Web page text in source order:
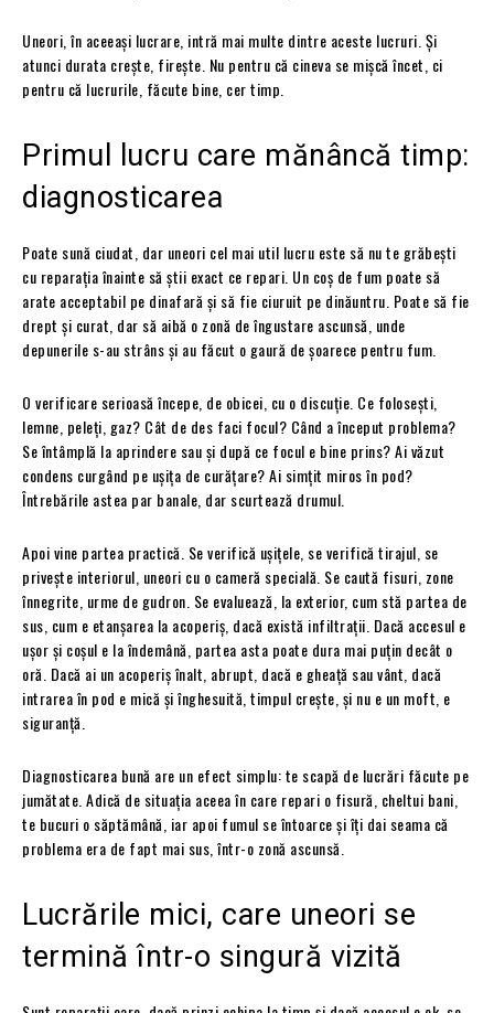
Uneori, în aceeași lucrare, intră mai multe dintre aceste lucruri. Și
atunci durata crește, firește. Nu pentru că cineva se mișcă încet, ci
pentru că lucrurile, făcute bine, cer timp.
Primul lucru care mănâncă timp:
diagnosticarea
Poate sună ciudat, dar uneori cel mai util lucru este să nu te grăbești
cu reparația înainte să știi exact ce repari. Un coș de fum poate să
arate acceptabil pe dinafară și să fie ciuruit pe dinăuntru. Poate să fie
drept și curat, dar să aibă o zonă de îngustare ascunsă, unde
depunerile s-au strâns și au făcut o gaură de șoarece pentru fum.
O verificare serioasă începe, de obicei, cu o discuție. Ce folosești,
lemne, peleți, gaz? Cât de des faci focul? Când a început problema?
Se întâmplă la aprindere sau și după ce focul e bine prins? Ai văzut
condens curgând pe ușița de curățare? Ai simțit miros în pod?
Întrebările astea par banale, dar scurtează drumul.
Apoi vine partea practică. Se verifică ușițele, se verifică tirajul, se
privește interiorul, uneori cu o cameră specială. Se caută fisuri, zone
înnegrite, urme de gudron. Se evaluează, la exterior, cum stă partea de
sus, cum e etanșarea la acoperiș, dacă există infiltrații. Dacă accesul e
ușor și coșul e la îndemână, partea asta poate dura mai puțin decât o
oră. Dacă ai un acoperiș înalt, abrupt, dacă e gheață sau vânt, dacă
intrarea în pod e mică și înghesuită, timpul crește, și nu e un moft, e
siguranță.
Diagnosticarea bună are un efect simplu: te scapă de lucrări făcute pe
jumătate. Adică de situația aceea în care repari o fisură, cheltui bani,
te bucuri o săptămână, iar apoi fumul se întoarce și îți dai seama că
problema era de fapt mai sus, într-o zonă ascunsă.
Lucrările mici, care uneori se
termină într-o singură vizită